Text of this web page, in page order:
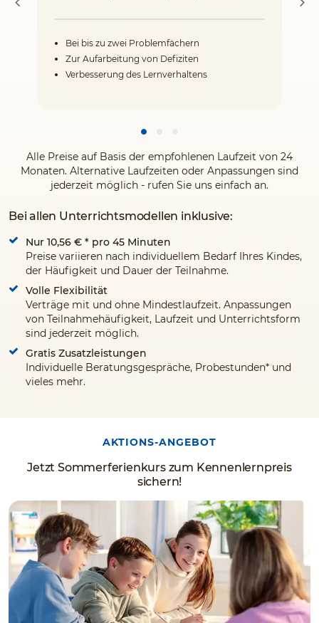
Bei bis zu zwei Problemfächern
Zur Aufarbeitung von Defiziten
Verbesserung des Lernverhaltens
Alle Preise auf Basis der empfohlenen Laufzeit von 24
Monaten. Alternative Laufzeiten oder Anpassungen sind
jederzeit möglich - rufen Sie uns einfach an.
Bei allen Unterrichtsmodellen inklusive:
Nur 10,56 € * pro 45 Minuten
Preise variieren nach individuellem Bedarf Ihres Kindes,
der Häufigkeit und Dauer der Teilnahme.
Volle Flexibilität
Verträge mit und ohne Mindestlaufzeit. Anpassungen
von Teilnahmehäufigkeit, Laufzeit und Unterrichtsform
sind jederzeit möglich.
Gratis Zusatzleistungen
Individuelle Beratungsgespräche, Probestunden* und
vieles mehr.
AKTIONS-ANGEBOT
Jetzt Sommerferienkurs zum Kennenlernpreis
sichern!